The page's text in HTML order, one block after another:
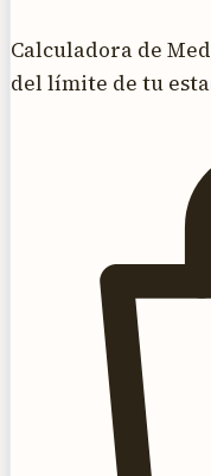
Calculadora de
del límite de tu